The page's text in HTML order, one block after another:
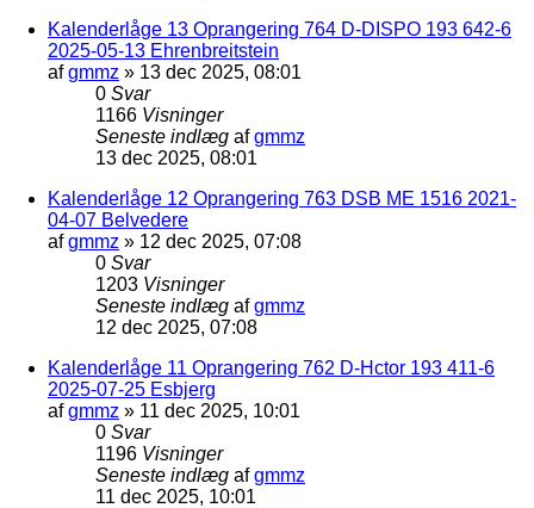
Kalenderlåge 13 Oprangering 764 D-DISPO 193 642-6
2025-05-13 Ehrenbreitstein
afgmmz » 13 dec 2025, 08:01
0 Svar
1166 Visninger
Seneste indlæg afgmmz
13 dec 2025, 08:01
Kalenderlåge 12 Oprangering 763 DSB ME 1516 2021-
04-07 Belvedere
afgmmz » 12 dec 2025, 07:08
0 Svar
1203 Visninger
Seneste indlæg afgmmz
12 dec 2025, 07:08
Kalenderlåge 11 Oprangering 762 D-Hctor 193 411-6
2025-07-25 Esbjerg
afgmmz » 11 dec 2025, 10:01
0 Svar
1196 Visninger
Seneste indlæg afgmmz
11 dec 2025, 10:01